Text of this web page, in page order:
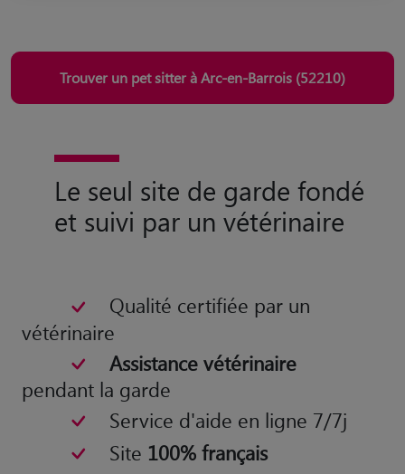
Trouver un pet sitter à Arc-en-Barrois (52210)
Le seul site de garde fondé
et suivi par un vétérinaire
Qualité certifiée par un
vétérinaire
Assistance vétérinaire
pendant la garde
Service d'aide en ligne 7/7j
Site 100% français